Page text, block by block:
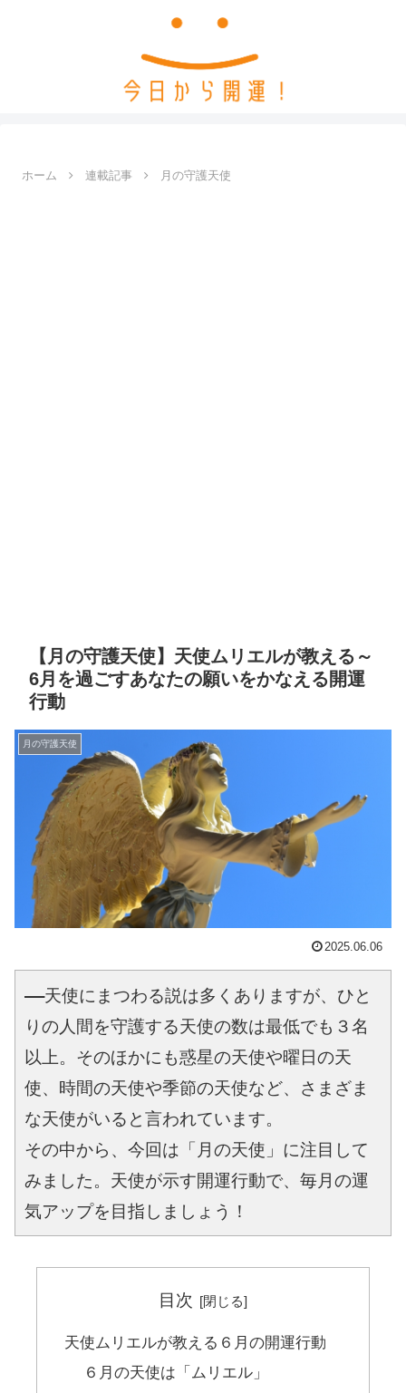
ホーム 連載記事 月の守護天使
【月の守護天使】天使ムリエルが教える～
6月を過ごすあなたの願いをかなえる開運
行動
月の守護天使
2025.06.06
――天使にまつわる説は多くありますが、ひと
りの人間を守護する天使の数は最低でも３名
以上。そのほかにも惑星の天使や曜日の天
使、時間の天使や季節の天使など、さまざま
な天使がいると言われています。
その中から、今回は「月の天使」に注目して
みました。天使が示す開運行動で、毎月の運
気アップを目指しましょう！
目次
天使ムリエルが教える６月の開運行動
６月の天使は「ムリエル」